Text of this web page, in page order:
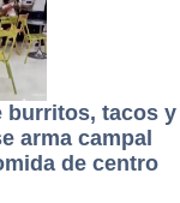
burritos, tacos y
arma campal
de centro